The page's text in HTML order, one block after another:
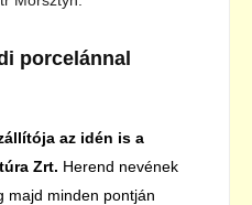
porcelánnal
az idén is a
Zrt. Herend nevének
majd minden pontján